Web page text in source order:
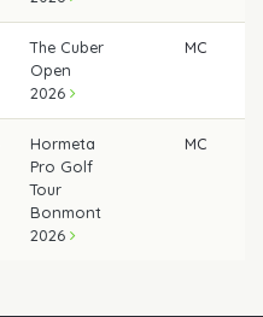
The Cuber
Open
2026
MC
Hormeta
Pro Golf
Tour
Bonmont
2026
MC